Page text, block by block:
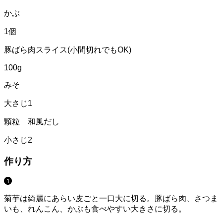
かぶ
1個
豚ばら肉スライス(小間切れでもOK)
100g
みそ
大さじ1
顆粒 和風だし
小さじ2
作り方
菊芋は綺麗にあらい皮ごと一口大に切る。豚ばら肉、さつま
いも、れんこん、かぶも食べやすい大きさに切る。